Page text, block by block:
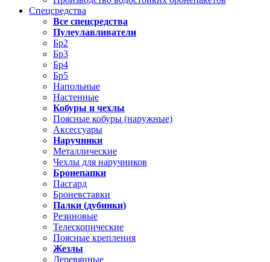
Спецсредства
Все спецсредства
Пулеулавливатели
Бр2
Бр3
Бр4
Бр5
Напольные
Настенные
Кобуры и чехлы
Поясные кобуры (наружные)
Аксессуары
Наручники
Металлические
Чехлы для наручников
Бронепапки
Пасгард
Броневставки
Палки (дубинки)
Резиновые
Телескопические
Поясные крепления
Жезлы
Деревянные